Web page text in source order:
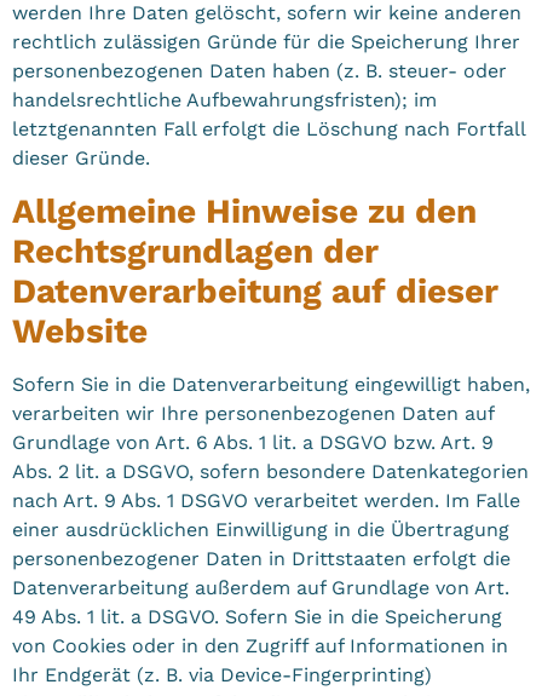
werden Ihre Daten gelöscht, sofern wir keine anderen
rechtlich zulässigen Gründe für die Speicherung Ihrer
personenbezogenen Daten haben (z. B. steuer- oder
handelsrechtliche Aufbewahrungsfristen); im
letztgenannten Fall erfolgt die Löschung nach Fortfall
dieser Gründe.
Allgemeine Hinweise zu den
Rechtsgrundlagen der
Datenverarbeitung auf dieser
Website
Sofern Sie in die Datenverarbeitung eingewilligt haben,
verarbeiten wir Ihre personenbezogenen Daten auf
Grundlage von Art. 6 Abs. 1 lit. a DSGVO bzw. Art. 9
Abs. 2 lit. a DSGVO, sofern besondere Datenkategorien
nach Art. 9 Abs. 1 DSGVO verarbeitet werden. Im Falle
einer ausdrücklichen Einwilligung in die Übertragung
personenbezogener Daten in Drittstaaten erfolgt die
Datenverarbeitung außerdem auf Grundlage von Art.
49 Abs. 1 lit. a DSGVO. Sofern Sie in die Speicherung
von Cookies oder in den Zugriff auf Informationen in
Ihr Endgerät (z. B. via Device-Fingerprinting)